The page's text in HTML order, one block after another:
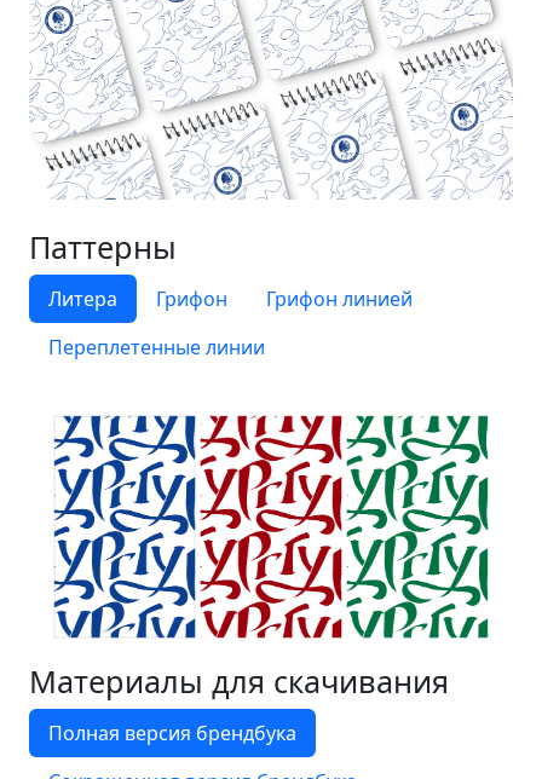
Паттерны
Литера Грифон
Грифон линией
Переплетенные линии
Материалы для скачивания
Полная версия брендбука